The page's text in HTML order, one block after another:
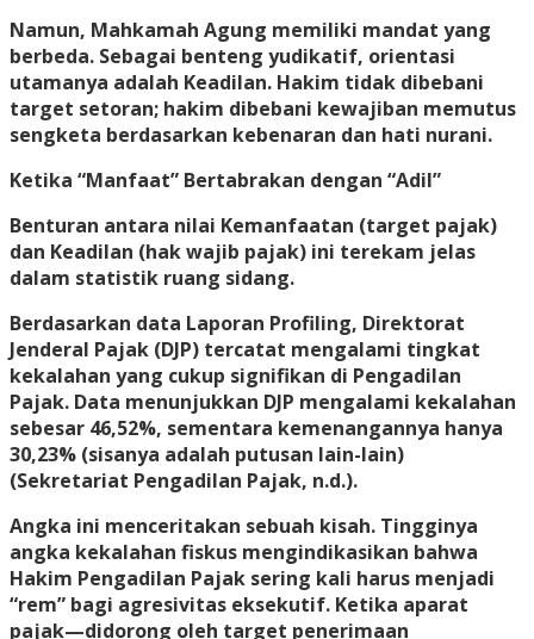
Namun, Mahkamah Agung memiliki mandat yang
berbeda. Sebagai benteng yudikatif, orientasi
utamanya adalah Keadilan. Hakim tidak dibebani
target setoran; hakim dibebani kewajiban memutus
sengketa berdasarkan kebenaran dan hati nurani.
Ketika “Manfaat” Bertabrakan dengan “Adil”
Benturan antara nilai Kemanfaatan (target pajak)
dan Keadilan (hak wajib pajak) ini terekam jelas
dalam statistik ruang sidang.
Berdasarkan data Laporan Profiling, Direktorat
Jenderal Pajak (DJP) tercatat mengalami tingkat
kekalahan yang cukup signifikan di Pengadilan
Pajak. Data menunjukkan DJP mengalami kekalahan
sebesar 46,52%, sementara kemenangannya hanya
30,23% (sisanya adalah putusan lain-lain)
(Sekretariat Pengadilan Pajak, n.d.).
Angka ini menceritakan sebuah kisah. Tingginya
angka kekalahan fiskus mengindikasikan bahwa
Hakim Pengadilan Pajak sering kali harus menjadi
“rem” bagi agresivitas eksekutif. Ketika aparat
pajak—didorong oleh target penerimaan